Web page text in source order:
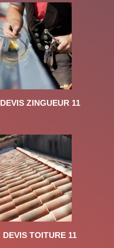
DEVIS ZINGUEUR 11
DEVIS TOITURE 11